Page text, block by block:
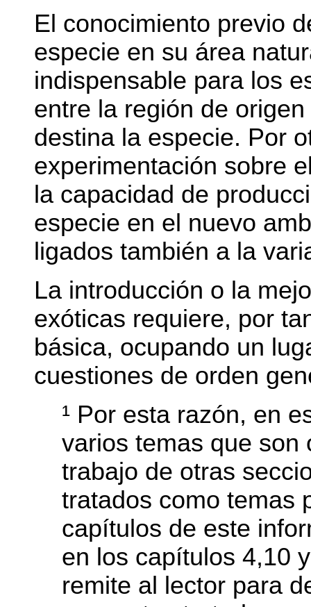
El conocimiento previo
especie en su área
indispensable para los
entre la región de
destina la especie. Por
experimentación sobre
la capacidad de
especie en el nuevo
ligados también a la
La introducción o la
exóticas requiere, por
básica, ocupando un
cuestiones de orden
¹ Por esta razón, en
varios temas que son
trabajo de otras
tratados como temas
capítulos de este
en los capítulos 4,10
remite al lector para